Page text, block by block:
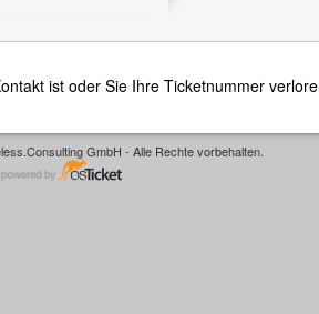
ist oder Sie Ihre Ticketnummer
GmbH - Alle Rechte vorbehalten.